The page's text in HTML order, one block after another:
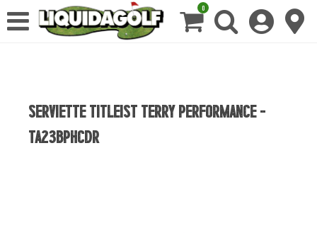
0
SERVIETTE TITLEIST TERRY PERFORMANCE -
TA23BPHCDR